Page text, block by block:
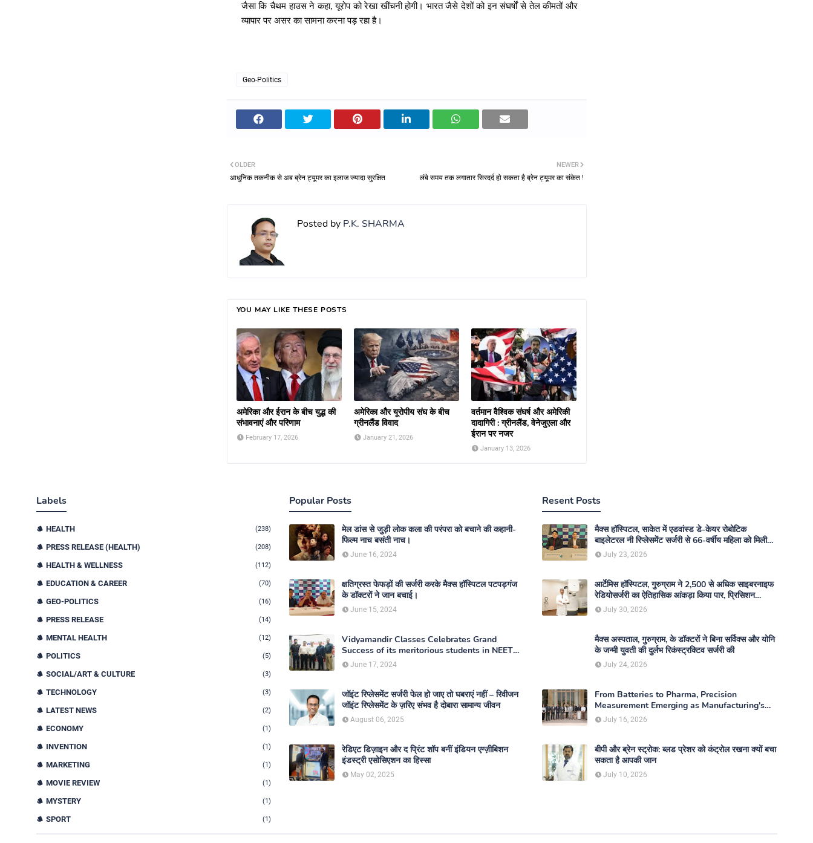
जैसा कि चैथम हाउस ने कहा,यूरोप को रेखा खींचनी होगी। भारत जैसे देशों को इन संघर्षों से तेल कीमतों और
व्यापार पर असर का सामना करना पड़ रहा है।
Geo-Politics
NEWER
लंबे समय तक लगातार सिरदर्द हो सकता है ब्रेन ट्यूमर का संकेत ‌‌!
OLDER
आधुनिक तकनीक से अब ब्रेन ट्यूमर का इलाज ज्यादा सुरक्षित
Posted byP.K. SHARMA
YOU MAY LIKE THESE POSTS
अमेरिका और ईरान के बीच युद्ध की
संभावनाएं और परिणाम
February 17, 2026
अमेरिका और यूरोपीय संघ के बीच
ग्रीनलैंड विवाद
January 21, 2026
वर्तमान वैश्विक संघर्ष और अमेरिकी
दादागिरी : ग्रीनलैंड, वेनेजुएला और
ईरान पर नजर
January 13, 2026
Labels
HEALTH (238)
PRESS RELEASE (HEALTH) (208)
HEALTH & WELLNESS (112)
EDUCATION & CAREER (70)
GEO-POLITICS (16)
PRESS RELEASE (14)
MENTAL HEALTH (12)
POLITICS (5)
SOCIAL/ART & CULTURE (3)
TECHNOLOGY (3)
LATEST NEWS (2)
ECONOMY (1)
INVENTION (1)
MARKETING (1)
MOVIE REVIEW (1)
MYSTERY (1)
SPORT (1)
Popular Posts
मेल डांस से जुड़ी लोक कला की परंपरा को बचाने की कहानी-
फिल्म नाच बसंती नाच।
June 16, 2024
क्षतिग्रस्त फेफड़ों की सर्जरी करके मैक्स हॉस्पिटल पटपड़गंज
के डॉक्टरों ने जान बचाई।
June 15, 2024
Vidyamandir Classes Celebrates Grand
Success of its meritorious students in NEET
2024
June 17, 2024
जॉइंट रिप्लेसमेंट सर्जरी फेल हो जाए तो घबराएं नहीं – रिवीजन
जॉइंट रिप्लेसमेंट के ज़रिए संभव है दोबारा सामान्य जीवन
August 06, 2025
रेडिएट डिज़ाइन और द प्रिंट शॉप बनीं इंडियन एग्ज़ीबिशन
इंडस्ट्री एसोसिएशन का हिस्सा
May 02, 2025
Resent Posts
मैक्स हॉस्पिटल, साकेत में एडवांस्ड डे-केयर रोबोटिक
बाइलेटरल नी रिप्लेसमेंट सर्जरी से 66-वर्षीय महिला को मिली
नई गतिशीलता
July 23, 2026
आर्टेमिस हॉस्पिटल, गुरुग्राम ने 2,500 से अधिक साइबरनाइफ
रेडियोसर्जरी का ऐतिहासिक आंकड़ा किया पार, प्रिसिशन
ट्रीटमेंट में मजबूत की अपनी अग्रणी पहचान
July 30, 2026
मैक्स अस्पताल, गुरुग्राम, के डॉक्टरों ने बिना सर्विक्स और योनि
के जन्मी युवती की दुर्लभ रिकंस्ट्रक्टिव सर्जरी की
July 24, 2026
From Batteries to Pharma, Precision
Measurement Emerging as Manufacturing's
New Competitive Edge
July 16, 2026
बीपी और ब्रेन स्ट्रोक: ब्लड प्रेशर को कंट्रोल रखना क्यों बचा
सकता है आपकी जान
July 10, 2026